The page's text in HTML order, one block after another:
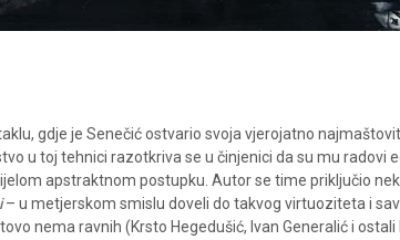
gdje je Senečić ostvario svoja vjerojatno
u toj tehnici razotkriva se u činjenici da su mu radovi
apstraktnom postupku. Autor se time priključio
– u metjerskom smislu doveli do takvog virtuoziteta i
nema ravnih (Krsto Hegedušić, Ivan Generalić i ostali